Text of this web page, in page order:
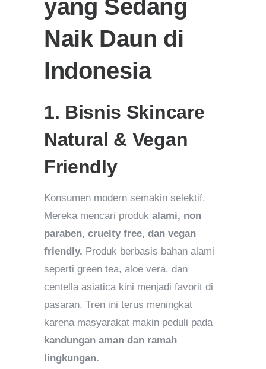
yang Sedang
Naik Daun di
Indonesia
1. Bisnis Skincare
Natural & Vegan
Friendly
Konsumen modern semakin selektif.
Mereka mencari produk alami, non
paraben, cruelty free, dan vegan
friendly. Produk berbasis bahan alami
seperti green tea, aloe vera, dan
centella asiatica kini menjadi favorit di
pasaran. Tren ini terus meningkat
karena masyarakat makin peduli pada
kandungan aman dan ramah
lingkungan.